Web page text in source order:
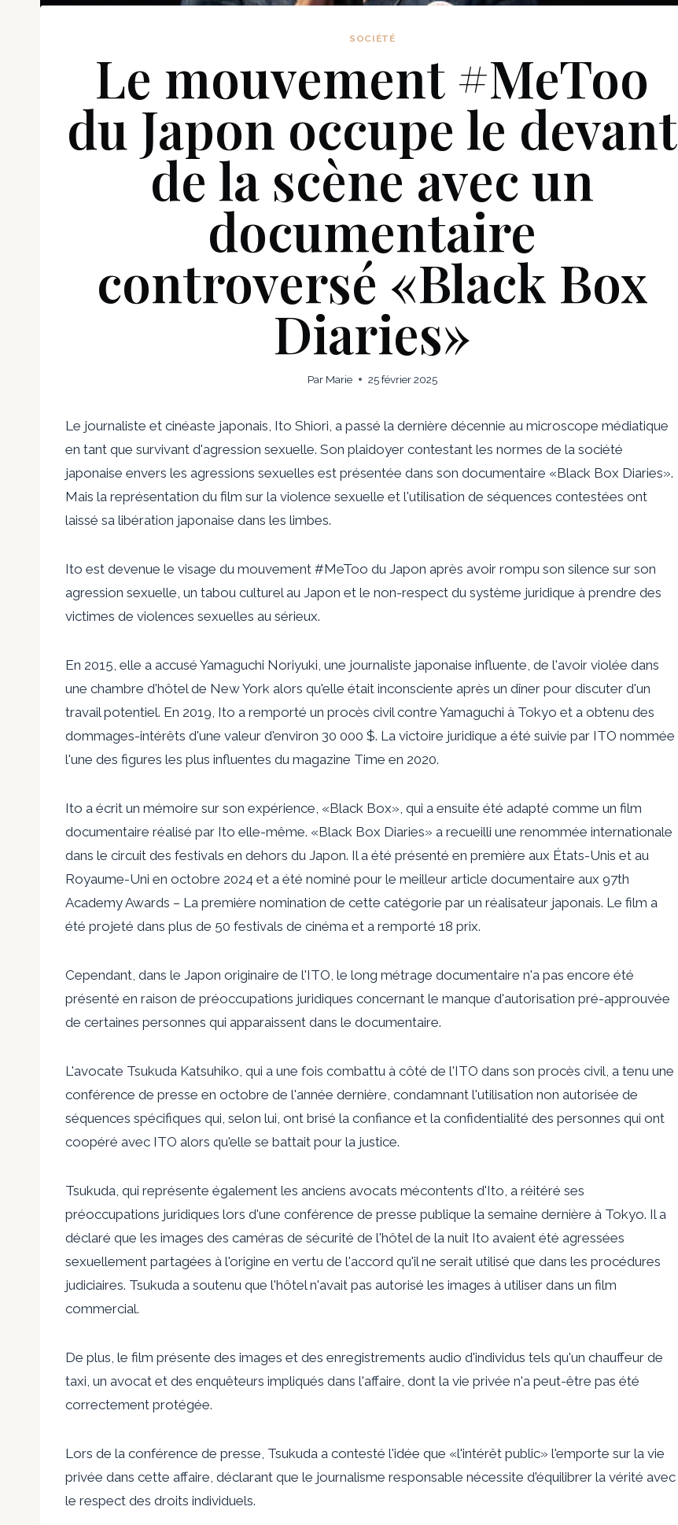
SOCIÉTÉ
Le mouvement #MeToo
du Japon occupe le devant
de la scène avec un
documentaire
controversé «Black Box
Diaries»
Par Marie 25 février 2025
Le journaliste et cinéaste japonais, Ito Shiori, a passé la dernière décennie au microscope médiatique
en tant que survivant d'agression sexuelle. Son plaidoyer contestant les normes de la société
japonaise envers les agressions sexuelles est présentée dans son documentaire «Black Box Diaries».
Mais la représentation du film sur la violence sexuelle et l'utilisation de séquences contestées ont
laissé sa libération japonaise dans les limbes.
Ito est devenue le visage du mouvement #MeToo du Japon après avoir rompu son silence sur son
agression sexuelle, un tabou culturel au Japon et le non-respect du système juridique à prendre des
victimes de violences sexuelles au sérieux.
En 2015, elle a accusé Yamaguchi Noriyuki, une journaliste japonaise influente, de l'avoir violée dans
une chambre d'hôtel de New York alors qu'elle était inconsciente après un dîner pour discuter d'un
travail potentiel. En 2019, Ito a remporté un procès civil contre Yamaguchi à Tokyo et a obtenu des
dommages-intérêts d'une valeur d'environ 30 000 $. La victoire juridique a été suivie par ITO nommée
l'une des figures les plus influentes du magazine Time en 2020.
Ito a écrit un mémoire sur son expérience, «Black Box», qui a ensuite été adapté comme un film
documentaire réalisé par Ito elle-même. «Black Box Diaries» a recueilli une renommée internationale
dans le circuit des festivals en dehors du Japon. Il a été présenté en première aux États-Unis et au
Royaume-Uni en octobre 2024 et a été nominé pour le meilleur article documentaire aux 97th
Academy Awards – La première nomination de cette catégorie par un réalisateur japonais. Le film a
été projeté dans plus de 50 festivals de cinéma et a remporté 18 prix.
Cependant, dans le Japon originaire de l'ITO, le long métrage documentaire n'a pas encore été
présenté en raison de préoccupations juridiques concernant le manque d'autorisation pré-approuvée
de certaines personnes qui apparaissent dans le documentaire.
L'avocate Tsukuda Katsuhiko, qui a une fois combattu à côté de l'ITO dans son procès civil, a tenu une
conférence de presse en octobre de l'année dernière, condamnant l'utilisation non autorisée de
séquences spécifiques qui, selon lui, ont brisé la confiance et la confidentialité des personnes qui ont
coopéré avec ITO alors qu'elle se battait pour la justice.
Tsukuda, qui représente également les anciens avocats mécontents d'Ito, a réitéré ses
préoccupations juridiques lors d'une conférence de presse publique la semaine dernière à Tokyo. Il a
déclaré que les images des caméras de sécurité de l'hôtel de la nuit Ito avaient été agressées
sexuellement partagées à l'origine en vertu de l'accord qu'il ne serait utilisé que dans les procédures
judiciaires. Tsukuda a soutenu que l'hôtel n'avait pas autorisé les images à utiliser dans un film
commercial.
De plus, le film présente des images et des enregistrements audio d'individus tels qu'un chauffeur de
taxi, un avocat et des enquêteurs impliqués dans l'affaire, dont la vie privée n'a peut-être pas été
correctement protégée.
Lors de la conférence de presse, Tsukuda a contesté l'idée que «l'intérêt public» l'emporte sur la vie
privée dans cette affaire, déclarant que le journalisme responsable nécessite d'équilibrer la vérité avec
le respect des droits individuels.